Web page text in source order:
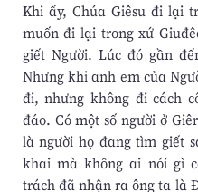
Khi ấy, Chúa Giêsu đi lại
muốn đi lại trong xứ
giết Người. Lúc đó gần
Nhưng khi anh em của
đi, nhưng không đi cách
đáo. Có một số người ở
là người họ đang tìm giết
khai mà không ai nói gì
trách đã nhận ra ông ta là